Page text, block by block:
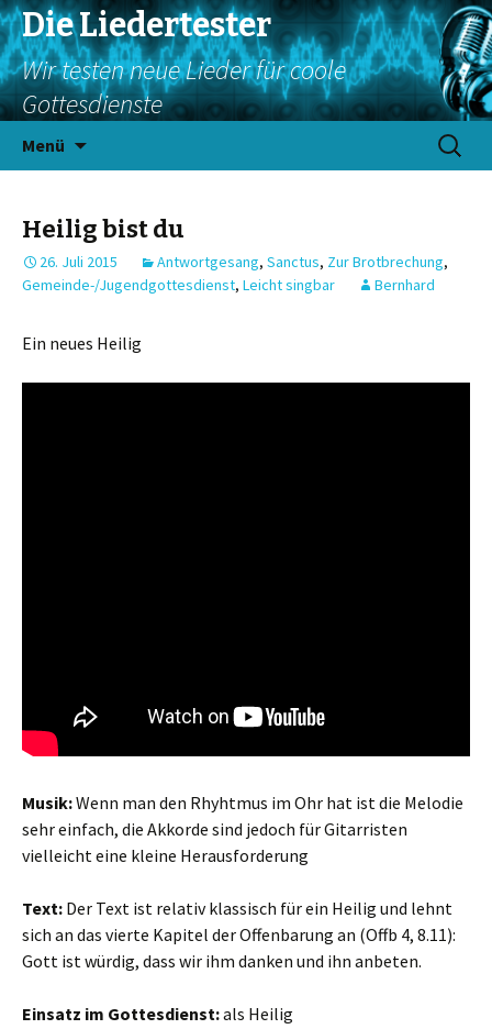
Die Liedertester
Wir testen neue Lieder für coole
Gottesdienste
Menü
Suchen
nach:
Heilig bist du
26. Juli 2015 Antwortgesang, Sanctus, Zur Brotbrechung,
Gemeinde-/Jugendgottesdienst, Leicht singbar Bernhard
Ein neues Heilig
Musik:Wenn man den Rhyhtmus im Ohr hat ist die Melodie
sehr einfach, die Akkorde sind jedoch für Gitarristen
vielleicht eine kleine Herausforderung
Text: Der Text ist relativ klassisch für ein Heilig und lehnt
sich an das vierte Kapitel der Offenbarung an (Offb 4, 8.11):
Gott ist würdig, dass wir ihm danken und ihn anbeten.
Einsatz im Gottesdienst:als Heilig